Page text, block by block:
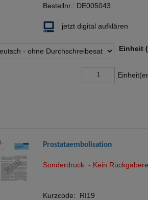
Bestellnr.: DE005043
jetzt digital aufklären
Einheit
Prostataembolisation
Sonderdruck - Kein
Kurzcode: RI19